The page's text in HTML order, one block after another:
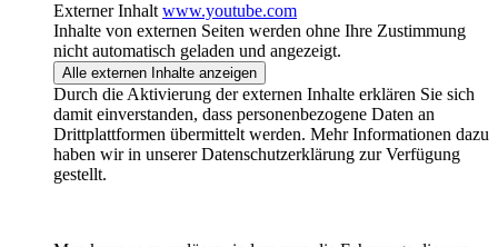
Externer Inhalt www.youtube.com
Inhalte von externen Seiten werden ohne Ihre Zustimmung
nicht automatisch geladen und angezeigt.
Alle externen Inhalte anzeigen
Durch die Aktivierung der externen Inhalte erklären Sie sich
damit einverstanden, dass personenbezogene Daten an
Drittplattformen übermittelt werden. Mehr Informationen dazu
haben wir in unserer Datenschutzerklärung zur Verfügung
gestellt.